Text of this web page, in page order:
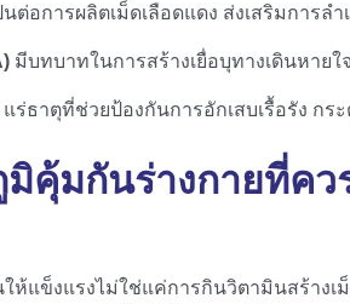
นต่อการผลิตเม็ดเลือดแดง ส่งเสริมการ
มีบทบาทในการสร้างเยื่อบุทางเดินหาย
แร่ธาตุที่ช่วยป้องกันการอักเสบเรื้อรัง ก
มิคุ้มกันร่างกายที่คว
ห้แข็งแรงไม่ใช่แค่การกินวิตามินสร้าง